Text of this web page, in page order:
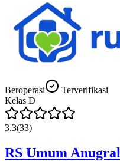
Beroperasi
Terverifikasi
Kelas D
3.3(33)
RS Umum